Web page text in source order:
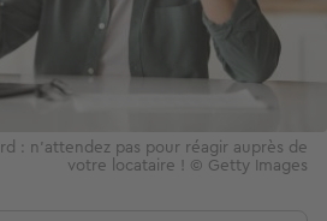
: n'attendez pas pour réagir auprès de
votre locataire ! © Getty Images